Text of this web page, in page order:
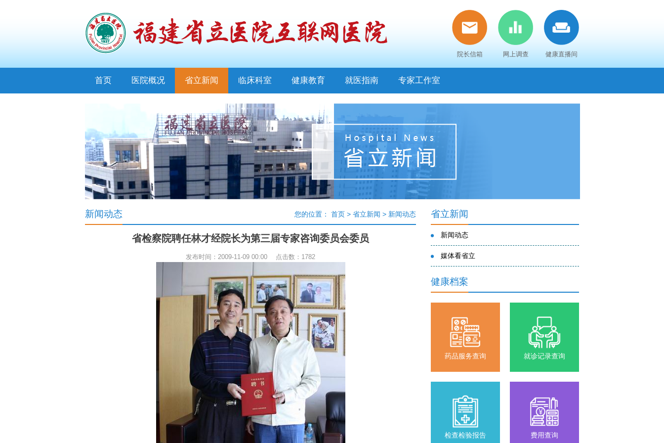
健康直播间
网上调查
院长信箱
首页 医院概况 省立新闻 临床科室 健康教育 就医指南 专家工作室
新闻动态 您的位置： 首页 > 省立新闻 > 新闻动态
省检察院聘任林才经院长为第三届专家咨询委员会委员
发布时间：2009-11-09 00:00 点击数： 1782
省立新闻
新闻动态
媒体看省立
健康档案
药品服务查询 就诊记录查询
检查检验报告 费用查询